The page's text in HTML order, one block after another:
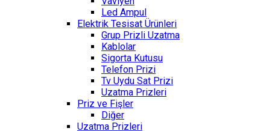
Led Ampul
Elektrik Tesisat Ürünleri
Grup Prizli Uzatma
Kablolar
Sigorta Kutusu
Telefon Prizi
Tv Uydu Sat Prizi
Uzatma Prizleri
Priz ve Fişler
Diğer
Uzatma Prizleri